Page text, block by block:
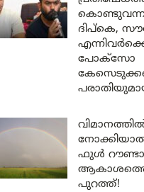
ദിപ്കെ,
പോക്സോ
നോക്കിയാൽ
ഫുൾ
ആകാശത്തെ
പുറത്ത്!